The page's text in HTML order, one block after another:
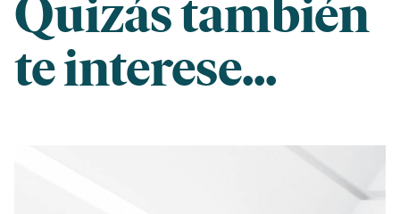
Quizás también
te interese...